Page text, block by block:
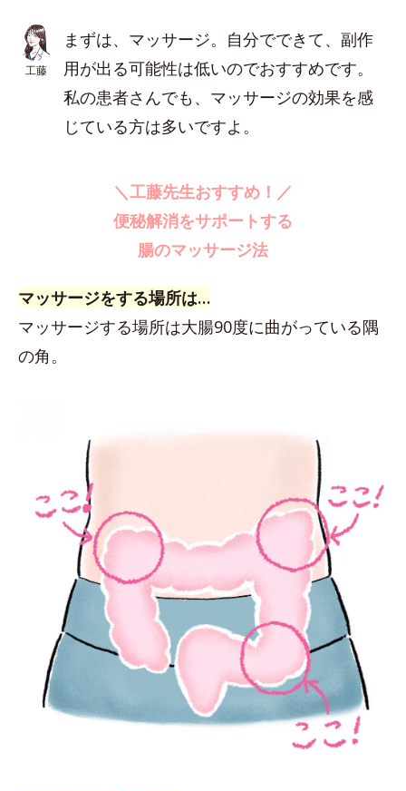
工藤
まずは、マッサージ。自分でできて、副作
用が出る可能性は低いのでおすすめです。
私の患者さんでも、マッサージの効果を感
じている方は多いですよ。
＼工藤先生おすすめ！／
便秘解消をサポートする
腸のマッサージ法
マッサージをする場所は…
マッサージする場所は大腸90度に曲がっている隅
の角。